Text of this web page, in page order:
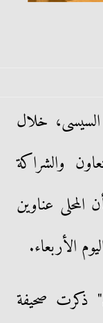
خلال
لمؤتمر "بغداد-2" للتعاون والشراكة
المحلى عناوين
الأربعاء.
ذكرت صحيفة